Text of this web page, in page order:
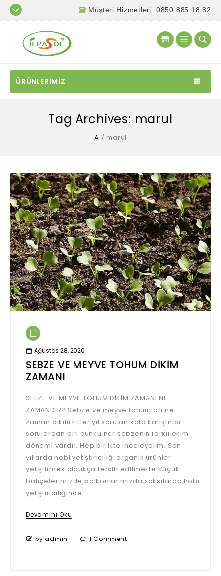
Müşteri Hizmetleri: 0850 885 18 82
ÜRÜNLERİMİZ
Tag Archives: marul
A / marul
Ağustos 28, 2020
SEBZE VE MEYVE TOHUM DİKİM
ZAMANI
SEBZE VE MEYVE TOHUM DİKİM ZAMANI NE
ZAMANDIR? Sebze ve meyve tohumları ne
zaman dikilir? Her yıl sorulan kafa karıştırıcı
sorulardan biri çünkü her sebzenin farklı ekim
dönemi vardır. Hep birlikte inceleyelim. Son
yıllarda hobi yetiştiriciliği organik ürünler
yetiştirmek oldukça tercih edilmekte.Küçük
bahçelerimizde,balkonlarımızda,saksılarda,hobi
yetiştiriciliğinde...
Devamını Oku
by admin 1 Comment